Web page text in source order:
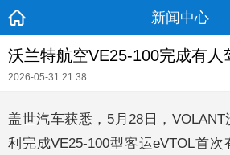
新闻中心
沃兰特航空VE25-100完成有人
2026-05-31 21:38
盖世汽车获悉，5月28日，
利完成VE25-100型客运eVTOL首次